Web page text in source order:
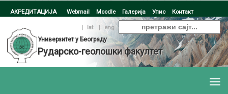
АКРЕДИТАЦИЈА Webmail Moodle Галерија Упис Контакт
| lat |
eng
Универзитет у Београду
Рударско-геолошки факултет